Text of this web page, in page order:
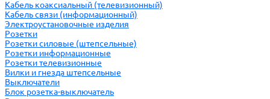
Кабель коаксиальный (телевизионный)
Кабель связи (информационный)
Электроустановочные изделия
Розетки
Розетки силовые (штепсельные)
Розетки информационные
Розетки телевизионные
Вилки и гнезда штепсельные
Выключатели
Блок розетка-выключатель